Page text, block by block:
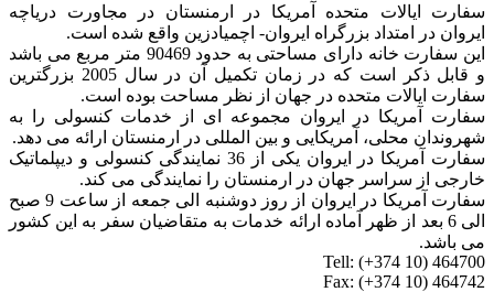
سفارت ایالات متحده آمریکا در ارمنستان در مجاورت دریاچه
ایروان در امتداد بزرگراه ایروان- اچمیادزین واقع شده است.
این سفارت خانه دارای مساحتی به حدود 90469 متر مربع می باشد
و قابل ذکر است که در زمان تکمیل آن در سال 2005 بزرگترین
سفارت ایالات متحده در جهان از نظر مساحت بوده است.
سفارت آمریکا در ایروان مجموعه ای از خدمات کنسولی را به
شهروندان محلی، آمریکایی و بین المللی در ارمنستان ارائه می دهد.
سفارت آمریکا در ایروان یکی از 36 نمایندگی کنسولی و دیپلماتیک
خارجی از سراسر جهان در ارمنستان را نمایندگی می کند.
سفارت آمریکا در ایروان از روز دوشنبه الی جمعه از ساعت 9 صبح
الی 6 بعد از ظهر آماده ارائه خدمات به متقاضیان سفر به این کشور
می باشد.
Tell: (+374 10) 464700
Fax: (+374 10) 464742